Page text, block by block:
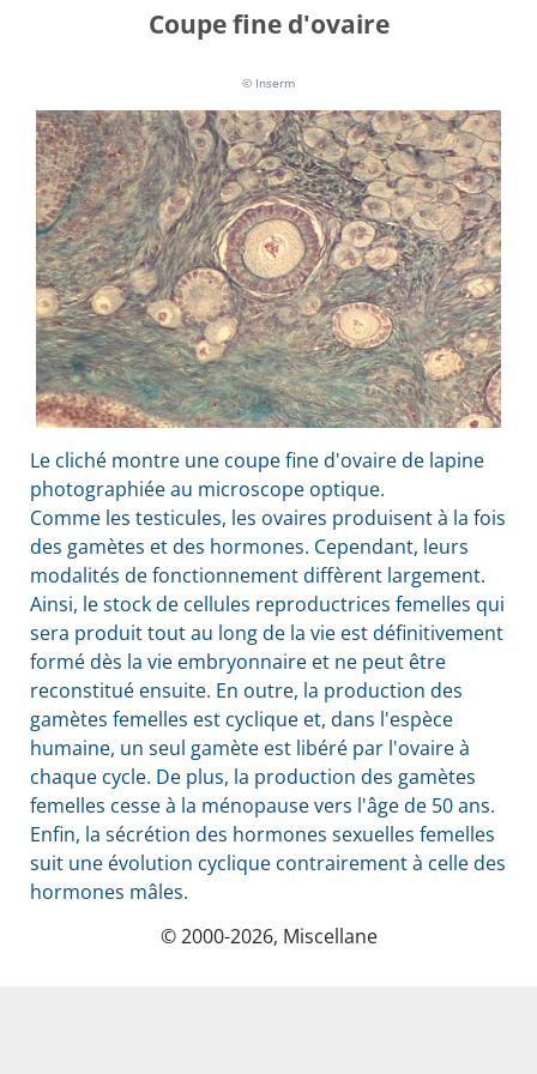
Coupe fine d'ovaire
© Inserm
Le cliché montre une coupe fine d'ovaire de lapine
photographiée au microscope optique.
Comme les testicules, les ovaires produisent à la fois
des gamètes et des hormones. Cependant, leurs
modalités de fonctionnement diffèrent largement.
Ainsi, le stock de cellules reproductrices femelles qui
sera produit tout au long de la vie est définitivement
formé dès la vie embryonnaire et ne peut être
reconstitué ensuite. En outre, la production des
gamètes femelles est cyclique et, dans l'espèce
humaine, un seul gamète est libéré par l'ovaire à
chaque cycle. De plus, la production des gamètes
femelles cesse à la ménopause vers l'âge de 50 ans.
Enfin, la sécrétion des hormones sexuelles femelles
suit une évolution cyclique contrairement à celle des
hormones mâles.
© 2000-2026, Miscellane